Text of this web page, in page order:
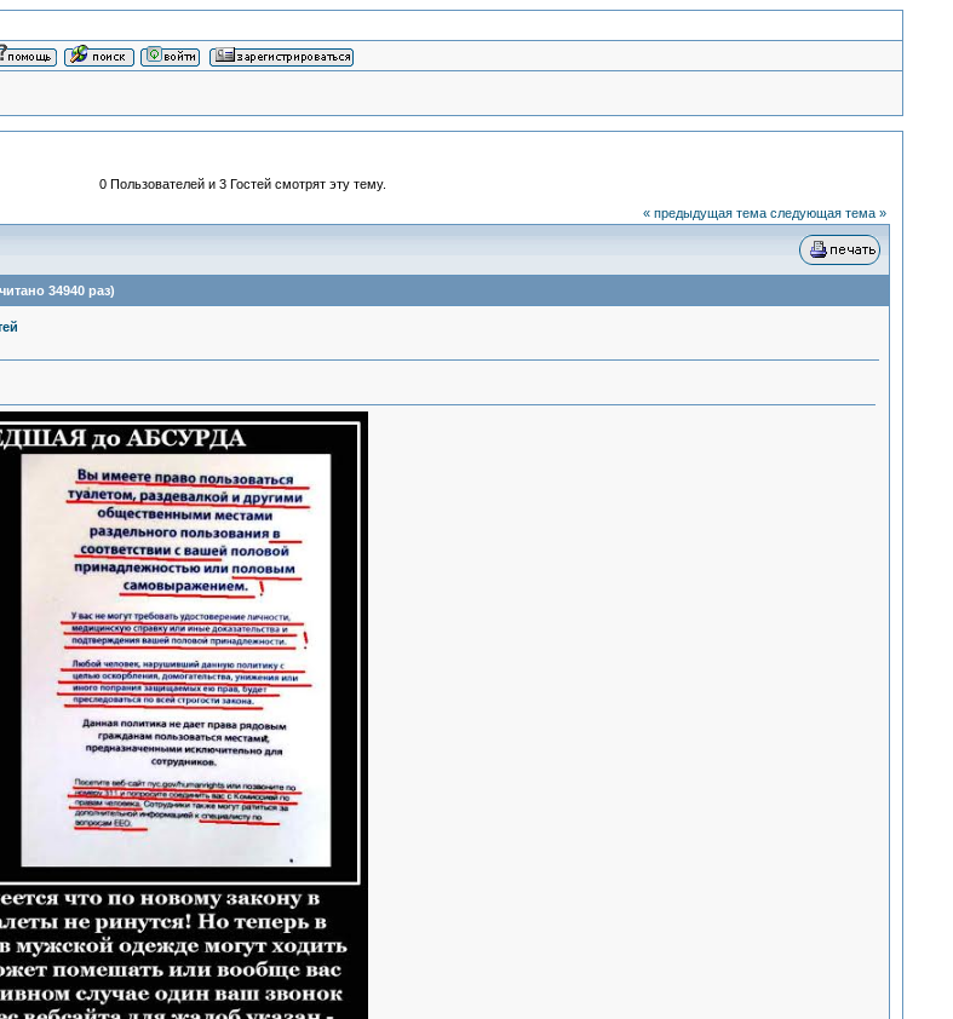
0 Пользователей и 3 Гостей смотрят эту тему.
« предыдущая тема следующая тема »
34940 раз)